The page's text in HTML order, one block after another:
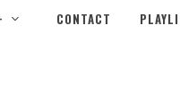
CONTACT